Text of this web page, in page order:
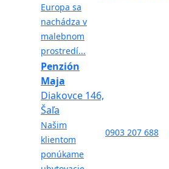
Europa sa
nachádza v
malebnom
prostredí...
Penzión
Maja
Diakovce 146,
Šaľa
Našim
klientom
ponúkame
0903 207 688